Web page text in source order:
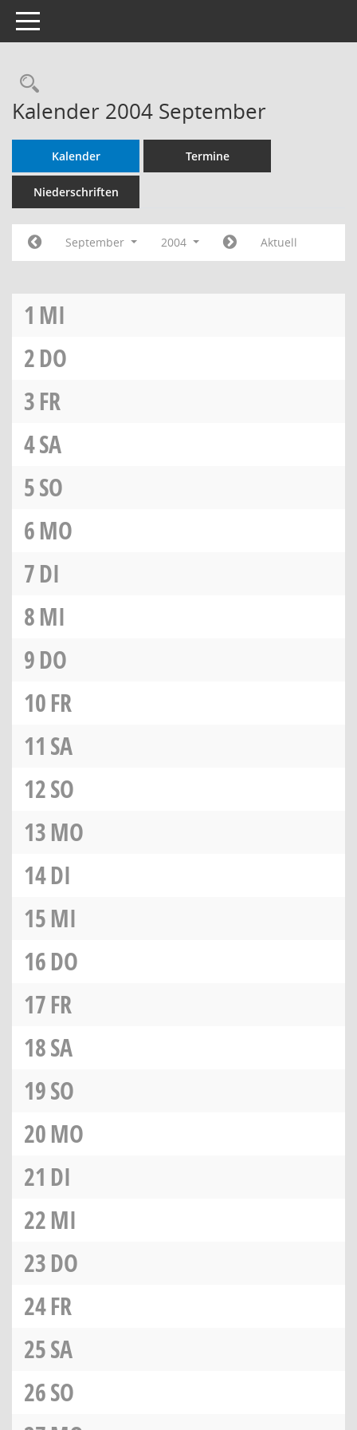
Toggle navigation
Rechercheauswahl
Kalender 2004 September
Kalender Termine
Niederschriften
September 2004 Aktuell
1 MI
2DO
3FR
4SA
5SO
6MO
7DI
8MI
9DO
10FR
11 SA
12SO
13MO
14DI
15MI
16DO
17FR
18SA
19SO
20MO
21 DI
22MI
23DO
24FR
25SA
26SO